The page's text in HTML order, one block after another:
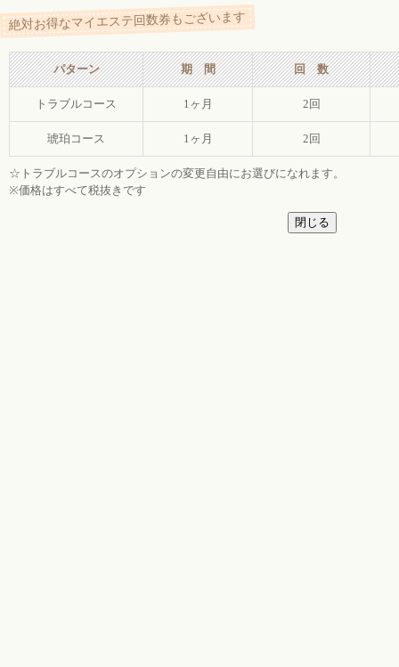
絶対お得なマイエステ回数券もございます
パターン 期 間 回 数
トラブルコース 1ヶ月 2回
琥珀コース 1ヶ月 2回
☆トラブルコースのオプションの変更自由にお選びになれます。
※価格はすべて税抜きです